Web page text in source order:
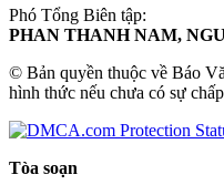
Phó Tổng Biên tập:
PHAN THANH NAM,
© Bản quyền thuộc về Báo
hình thức nếu chưa có sự
Tòa soạn